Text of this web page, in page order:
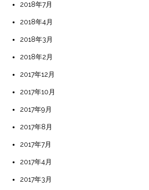
2018年7月
2018年4月
2018年3月
2018年2月
2017年12月
2017年10月
2017年9月
2017年8月
2017年7月
2017年4月
2017年3月